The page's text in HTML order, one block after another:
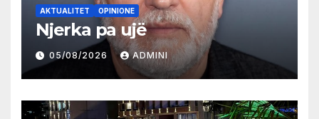
AKTUALITET OPINIONE
Njerka pa ujë
05/08/2026 ADMINI